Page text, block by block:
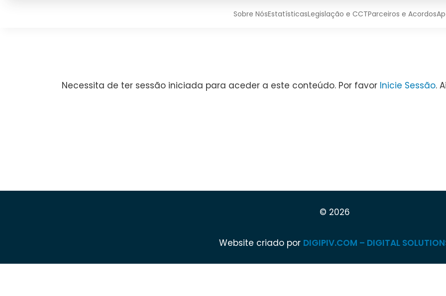
Sobre NósEstatísticasLegislação e CCTParceiros e Acordos
Necessita de ter sessão iniciada para aceder a este conteúdo. Por favor Inicie Sessão.
© 2026
Website criado por DIGIPIV.COM – DIGITAL